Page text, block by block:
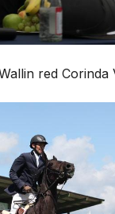
red Corinda